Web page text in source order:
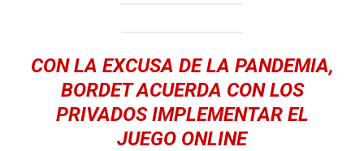
CON LA EXCUSA DE LA PANDEMIA,
BORDET ACUERDA CON LOS
PRIVADOS IMPLEMENTAR EL
JUEGO ONLINE